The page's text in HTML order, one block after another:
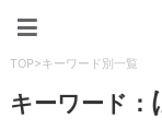
TOP>キーワード別一覧
キーワード：